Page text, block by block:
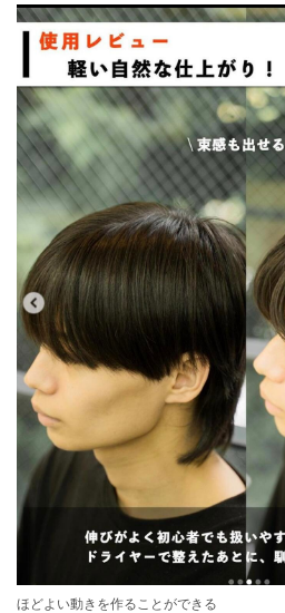
ほどよい動きを作ることができる